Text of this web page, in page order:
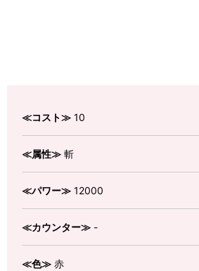
≪コスト≫ 10
≪属性≫ 斬
≪パワー≫ 12000
≪カウンター≫ -
≪色≫ 赤